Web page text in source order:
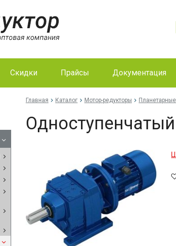
Скидки Прайсы Документация
Главная Каталог Мотор-редукторы